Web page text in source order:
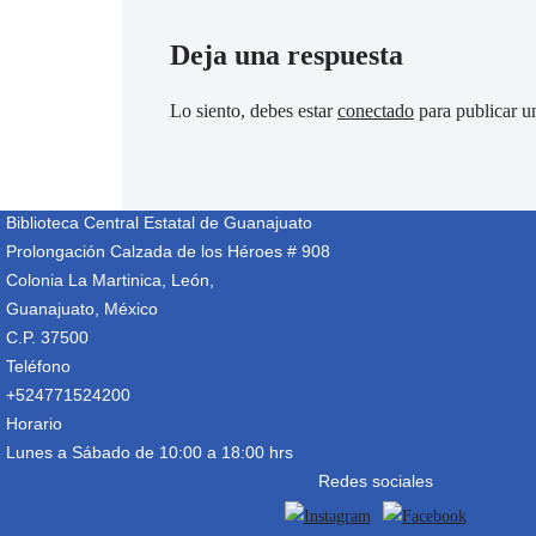
Deja una respuesta
Lo siento, debes estarconectado para publicar
Biblioteca Central Estatal de Guanajuato
Prolongación Calzada de los Héroes # 908
Colonia La Martinica, León,
Guanajuato, México
C.P. 37500
Teléfono
+524771524200
Horario
Lunes a Sábado de 10:00 a 18:00 hrs
Redes sociales